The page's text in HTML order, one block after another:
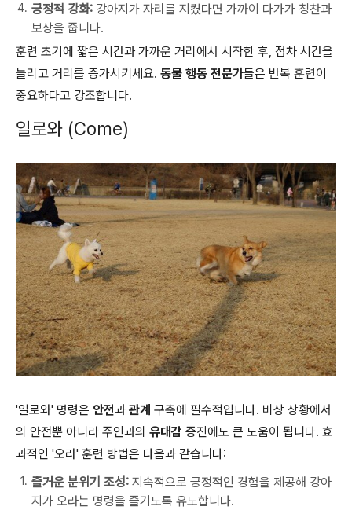
긍정적 강화: 강아지가 자리를 지켰다면 가까이 다가가 칭찬과
보상을 줍니다.
훈련 초기에 짧은 시간과 가까운 거리에서 시작한 후, 점차 시간을
늘리고 거리를 증가시키세요. 동물 행동 전문가들은 반복 훈련이
중요하다고 강조합니다.
일로와 (Come)
'일로와' 명령은 안전과 관계 구축에 필수적입니다. 비상 상황에서
의 안전뿐 아니라 주인과의 유대감 증진에도 큰 도움이 됩니다. 효
과적인 '오라' 훈련 방법은 다음과 같습니다:
즐거운 분위기 조성: 지속적으로 긍정적인 경험을 제공해 강아
지가 오라는 명령을 즐기도록 유도합니다.